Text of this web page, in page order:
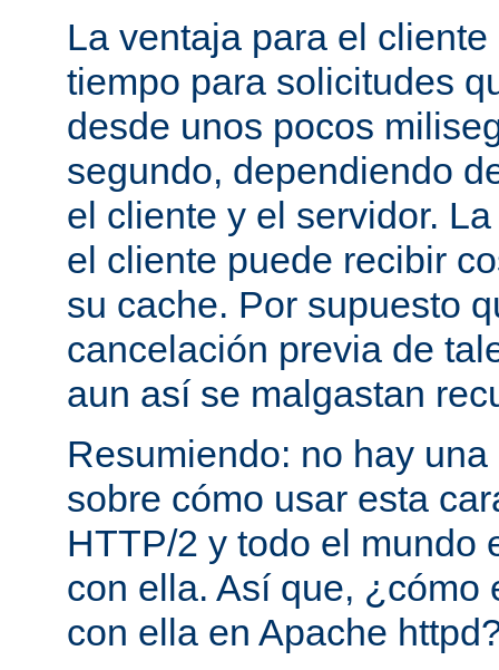
La ventaja para el
tiempo para solicitudes
desde unos pocos
segundo, dependiendo
el cliente y el servidor.
el cliente puede recibir
su cache. Por supuesto
cancelación previa de
aun así se malgastan
Resumiendo: no hay
sobre cómo usar esta
HTTP/2 y todo el mundo
con ella. Así que, ¿cómo
con ella en Apache